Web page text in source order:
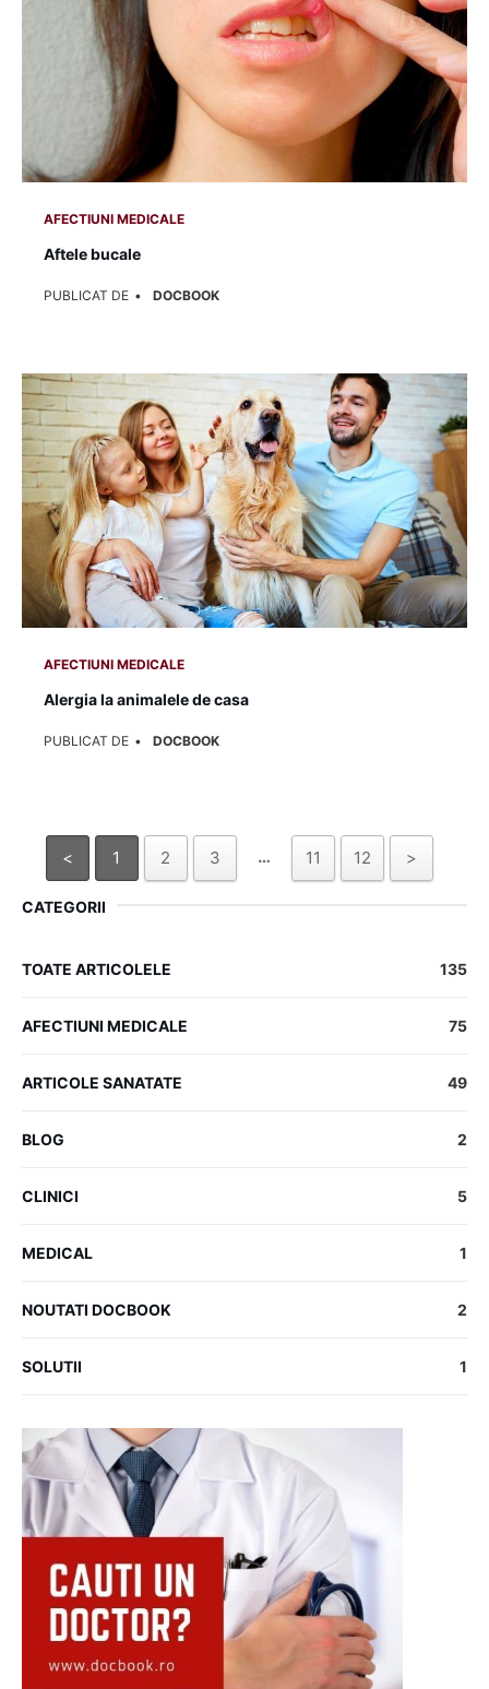
AFECTIUNI MEDICALE
Aftele bucale
PUBLICAT DE DOCBOOK
AFECTIUNI MEDICALE
Alergia la animalele de casa
PUBLICAT DE DOCBOOK
< 1 2 3 … 11 12 >
CATEGORII
TOATE ARTICOLELE 135
AFECTIUNI MEDICALE 75
ARTICOLE SANATATE 49
BLOG 2
CLINICI 5
MEDICAL 1
NOUTATI DOCBOOK 2
SOLUTII 1